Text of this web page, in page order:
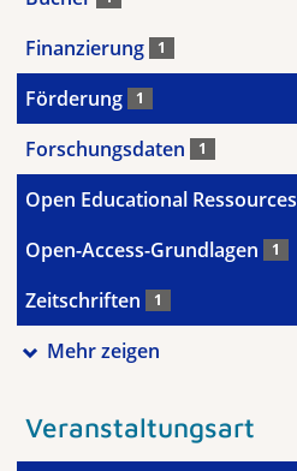
Finanzierung 1
Förderung 1
Forschungsdaten 1
Open Educational Ressources
Open-Access-Grundlagen 1
Zeitschriften 1
Mehr zeigen
Veranstaltungsart